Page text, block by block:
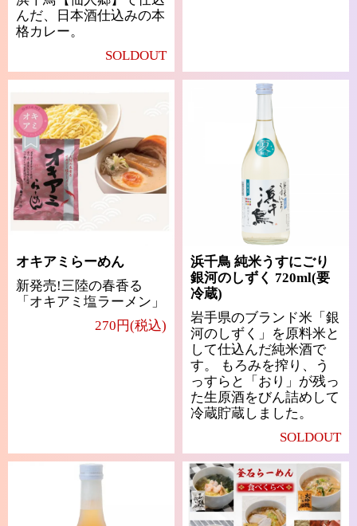
んだ、日本酒仕込みの本
格カレー。
SOLDOUT
オキアミらーめん
新発売!三陸の春香る
「オキアミ塩ラーメン」
270円(税込)
浜千鳥 純米うすにごり
銀河のしずく 720ml(要
冷蔵)
岩手県のブランド米「銀
河のしずく」を原料米と
して仕込んだ純米酒で
す。 もろみを搾り、う
っすらと「おり」が残っ
た生原酒をびん詰めして
冷蔵貯蔵しました。
SOLDOUT